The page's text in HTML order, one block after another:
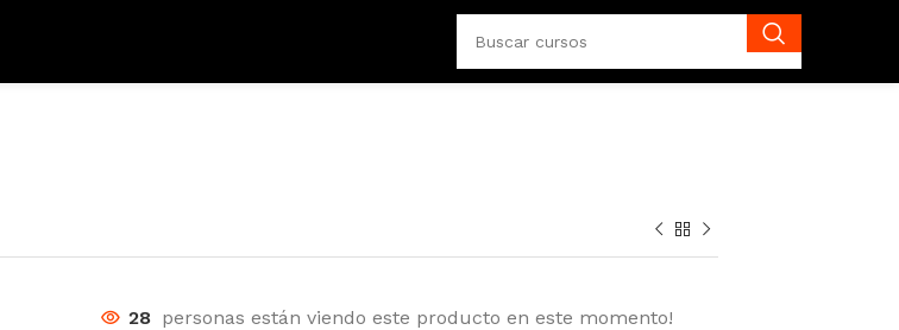
28 personas están viendo este producto en este momento!